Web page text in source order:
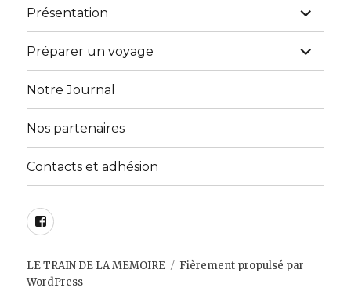
Présentation
ouvrir
le
sous-
menu
Préparer un voyage
ouvrir
le
sous-
Notre Journal
Nos partenaires
Contacts et adhésion
Facebook
LE TRAIN DE LA MEMOIRE
Fièrement propulsé par
WordPress